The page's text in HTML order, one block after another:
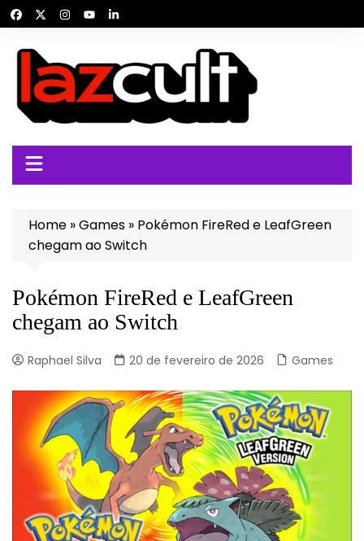
para
conteúdo
Home »Games » Pokémon FireRed e LeafGreen
chegam ao Switch
Pokémon FireRed e LeafGreen
chegam ao Switch
Raphael Silva 20 de fevereiro de 2026 Games